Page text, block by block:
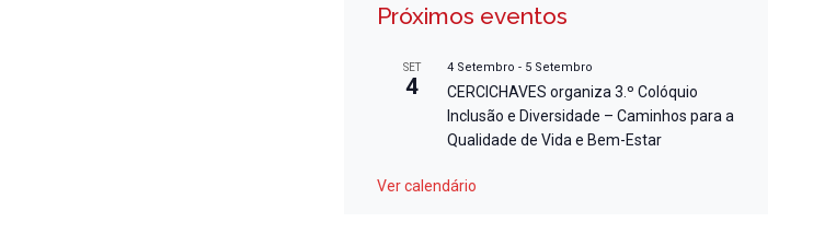
Próximos eventos
SET
4
4 Setembro - 5 Setembro
CERCICHAVES organiza 3.º Colóquio
Inclusão e Diversidade – Caminhos para a
Qualidade de Vida e Bem-Estar
Ver calendário